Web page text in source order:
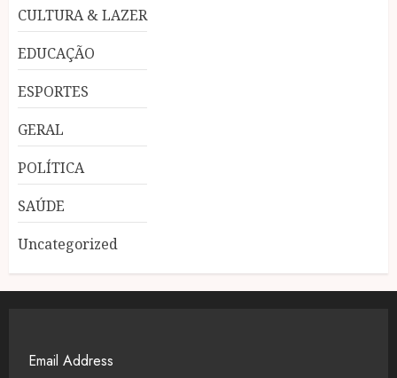
CULTURA & LAZER
EDUCAÇÃO
ESPORTES
GERAL
POLÍTICA
SAÚDE
Uncategorized